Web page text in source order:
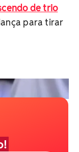
de trio
para tirar